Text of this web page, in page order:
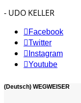
- UDO KELLER
Facebook
Twitter
Instagram
Youtube
(Deutsch) WEGWEISER